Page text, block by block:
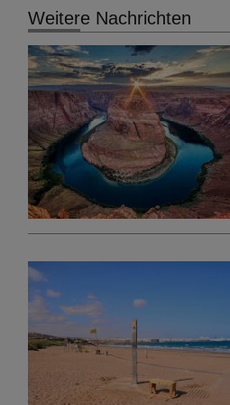
Weitere Nachrichten